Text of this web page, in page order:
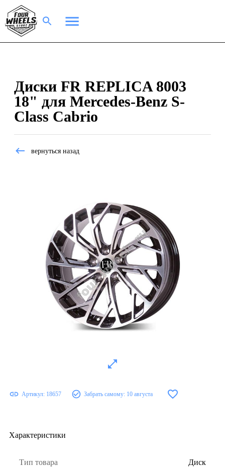
Диски FR REPLICA 8003
18" для Mercedes-Benz S-
Class Cabrio
вернуться назад
Артикул: 18657 Забрать самому: 10 августа
Характеристики
Тип товара Диск